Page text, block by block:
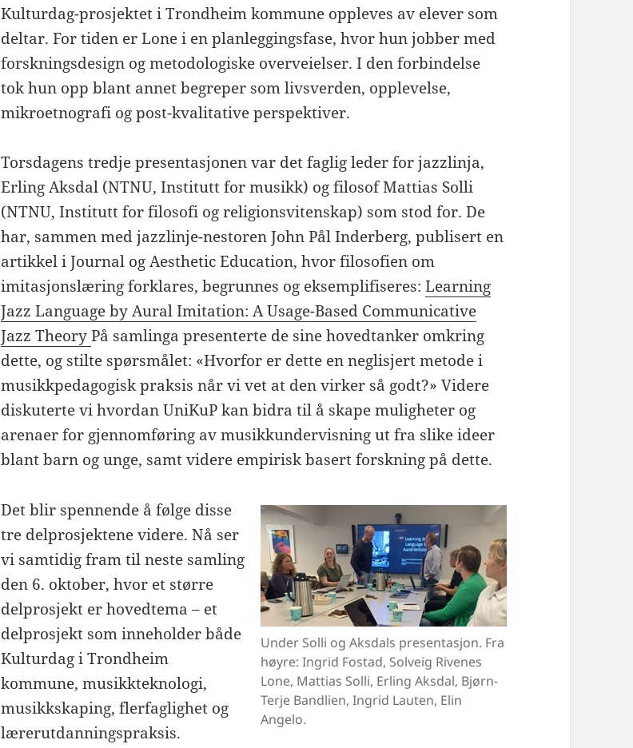
Kulturdag-prosjektet i Trondheim kommune oppleves av elever som
deltar. For tiden er Lone i en planleggingsfase, hvor hun jobber med
forskningsdesign og metodologiske overveielser. I den forbindelse
tok hun opp blant annet begreper som livsverden, opplevelse,
mikroetnografi og post-kvalitative perspektiver.
Torsdagens tredje presentasjonen var det faglig leder for jazzlinja,
Erling Aksdal (NTNU, Institutt for musikk) og filosof Mattias Solli
(NTNU, Institutt for filosofi og religionsvitenskap) som stod for. De
har, sammen med jazzlinje-nestoren John Pål Inderberg, publisert en
artikkel i Journal og Aesthetic Education, hvor filosofien om
imitasjonslæring forklares, begrunnes og eksemplifiseres:Learning
Jazz Language by Aural Imitation: A Usage-Based Communicative
Jazz TheoryPå samlinga presenterte de sine hovedtanker omkring
dette, og stilte spørsmålet: «Hvorfor er dette en neglisjert metode i
musikkpedagogisk praksis når vi vet at den virker så godt?» Videre
diskuterte vi hvordan UniKuP kan bidra til å skape muligheter og
arenaer for gjennomføring av musikkundervisning ut fra slike ideer
blant barn og unge, samt videre empirisk basert forskning på dette.
Under Solli og Aksdals presentasjon. Fra
høyre: Ingrid Fostad, Solveig Rivenes
Lone, Mattias Solli, Erling Aksdal, Bjørn-
Terje Bandlien, Ingrid Lauten, Elin
Angelo.
Det blir spennende å følge disse
tre delprosjektene videre. Nå ser
vi samtidig fram til neste samling
den 6. oktober, hvor et større
delprosjekt er hovedtema – et
delprosjekt som inneholder både
Kulturdag i Trondheim
kommune, musikkteknologi,
musikkskaping, flerfaglighet og
lærerutdanningspraksis.